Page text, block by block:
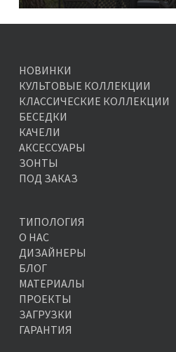
НОВИНКИ
КУЛЬТОВЫЕ КОЛЛЕКЦИИ
КЛАССИЧЕСКИЕ КОЛЛЕКЦИИ
БЕСЕДКИ
КАЧЕЛИ
АКСЕССУАРЫ
ЗОНТЫ
ПОД ЗАКАЗ
ТИПОЛОГИЯ
О НАС
ДИЗАЙНЕРЫ
БЛОГ
МАТЕРИАЛЫ
ПРОЕКТЫ
ЗАГРУЗКИ
ГАРАНТИЯ